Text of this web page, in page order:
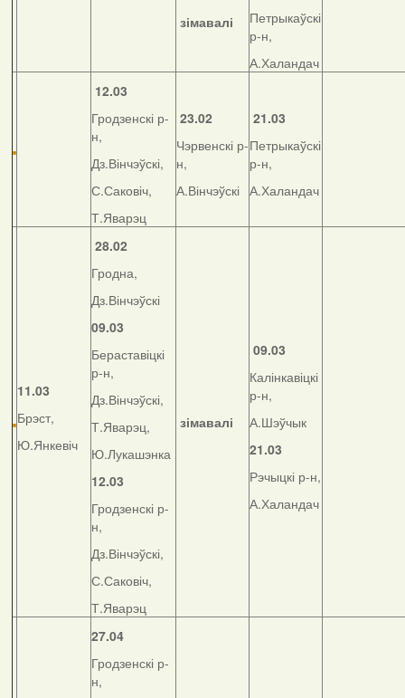
зімавалі
Петрыкаўскі
р-н,
А.Халандач
12.03
Гродзенскі р-
н,
Дз.Вінчэўскі,
С.Саковіч,
Т.Яварэц
23.02
Чэрвенскі р-
н,
А.Вінчэўскі
21.03
Петрыкаўскі
р-н,
А.Халандач
11.03
Брэст,
Ю.Янкевіч
28.02
Гродна,
Дз.Вінчэўскі
09.03
Бераставіцкі
р-н,
Дз.Вінчэўскі,
Т.Яварэц,
Ю.Лукашэнка
12.03
Гродзенскі р-
н,
Дз.Вінчэўскі,
С.Саковіч,
Т.Яварэц
зімавалі
09.03
Калінкавіцкі
р-н,
А.Шэўчык
21.03
Рэчыцкі р-н,
А.Халандач
27.04
Гродзенскі р-
н,